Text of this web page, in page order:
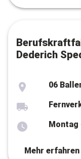
Dederich
06
Montag
Mehr erfahren